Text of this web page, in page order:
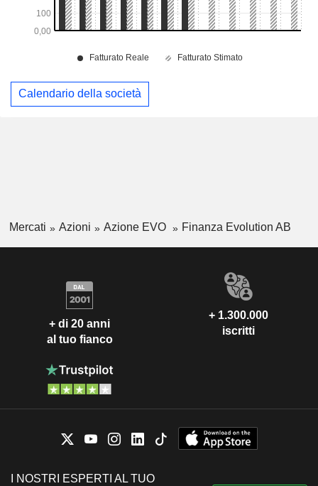
Calendario della società
Mercati Azioni Azione EVO Finanza Evolution AB
+ di 20 anni
al tuo fianco
+ 1.300.000
iscritti
I NOSTRI ESPERTI AL TUO